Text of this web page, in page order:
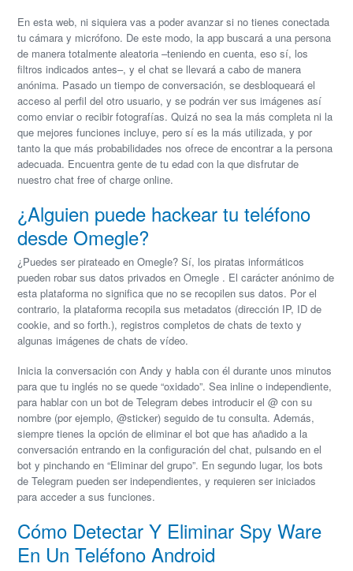
En esta web, ni siquiera vas a poder avanzar si no tienes conectada
tu cámara y micrófono. De este modo, la app buscará a una persona
de manera totalmente aleatoria –teniendo en cuenta, eso sí, los
filtros indicados antes–, y el chat se llevará a cabo de manera
anónima. Pasado un tiempo de conversación, se desbloqueará el
acceso al perfil del otro usuario, y se podrán ver sus imágenes así
como enviar o recibir fotografías. Quizá no sea la más completa ni la
que mejores funciones incluye, pero sí es la más utilizada, y por
tanto la que más probabilidades nos ofrece de encontrar a la persona
adecuada. Encuentra gente de tu edad con la que disfrutar de
nuestro chat free of charge online.
¿Alguien puede hackear tu teléfono
desde Omegle?
¿Puedes ser pirateado en Omegle? Sí, los piratas informáticos
pueden robar sus datos privados en Omegle . El carácter anónimo de
esta plataforma no significa que no se recopilen sus datos. Por el
contrario, la plataforma recopila sus metadatos (dirección IP, ID de
cookie, and so forth.), registros completos de chats de texto y
algunas imágenes de chats de vídeo.
Inicia la conversación con Andy y habla con él durante unos minutos
para que tu inglés no se quede “oxidado”. Sea inline o independiente,
para hablar con un bot de Telegram debes introducir el @ con su
nombre (por ejemplo, @sticker) seguido de tu consulta. Además,
siempre tienes la opción de eliminar el bot que has añadido a la
conversación entrando en la configuración del chat, pulsando en el
bot y pinchando en “Eliminar del grupo”. En segundo lugar, los bots
de Telegram pueden ser independientes, y requieren ser iniciados
para acceder a sus funciones.
Cómo Detectar Y Eliminar Spy Ware
En Un Teléfono Android